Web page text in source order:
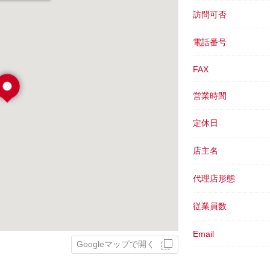
訪問可否
電話番号
FAX
営業時間
定休日
店主名
代理店形態
従業員数
Email
Googleマップで開く